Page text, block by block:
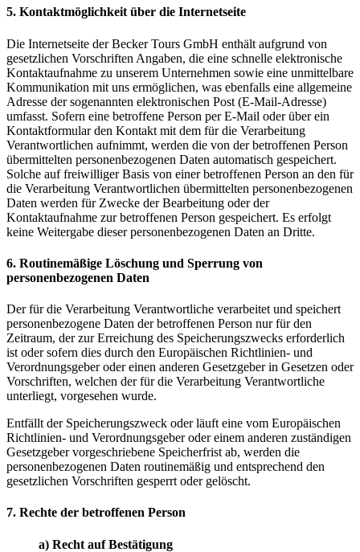
5. Kontaktmöglichkeit über die Internetseite
Die Internetseite der Becker Tours GmbH enthält aufgrund von
gesetzlichen Vorschriften Angaben, die eine schnelle elektronische
Kontaktaufnahme zu unserem Unternehmen sowie eine unmittelbare
Kommunikation mit uns ermöglichen, was ebenfalls eine allgemeine
Adresse der sogenannten elektronischen Post (E-Mail-Adresse)
umfasst. Sofern eine betroffene Person per E-Mail oder über ein
Kontaktformular den Kontakt mit dem für die Verarbeitung
Verantwortlichen aufnimmt, werden die von der betroffenen Person
übermittelten personenbezogenen Daten automatisch gespeichert.
Solche auf freiwilliger Basis von einer betroffenen Person an den für
die Verarbeitung Verantwortlichen übermittelten personenbezogenen
Daten werden für Zwecke der Bearbeitung oder der
Kontaktaufnahme zur betroffenen Person gespeichert. Es erfolgt
keine Weitergabe dieser personenbezogenen Daten an Dritte.
6. Routinemäßige Löschung und Sperrung von
personenbezogenen Daten
Der für die Verarbeitung Verantwortliche verarbeitet und speichert
personenbezogene Daten der betroffenen Person nur für den
Zeitraum, der zur Erreichung des Speicherungszwecks erforderlich
ist oder sofern dies durch den Europäischen Richtlinien- und
Verordnungsgeber oder einen anderen Gesetzgeber in Gesetzen oder
Vorschriften, welchen der für die Verarbeitung Verantwortliche
unterliegt, vorgesehen wurde.
Entfällt der Speicherungszweck oder läuft eine vom Europäischen
Richtlinien- und Verordnungsgeber oder einem anderen zuständigen
Gesetzgeber vorgeschriebene Speicherfrist ab, werden die
personenbezogenen Daten routinemäßig und entsprechend den
gesetzlichen Vorschriften gesperrt oder gelöscht.
7. Rechte der betroffenen Person
a) Recht auf Bestätigung